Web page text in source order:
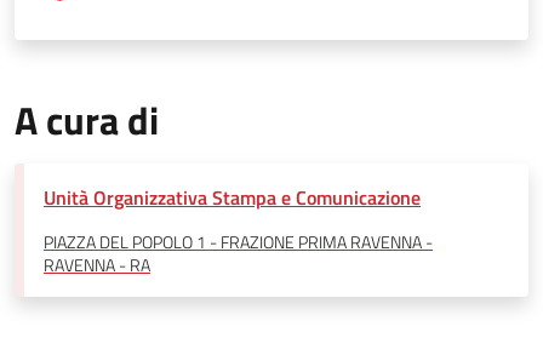
A cura di
Unità Organizzativa Stampa e Comunicazione
PIAZZA DEL POPOLO 1 - FRAZIONE PRIMA RAVENNA -
RAVENNA - RA